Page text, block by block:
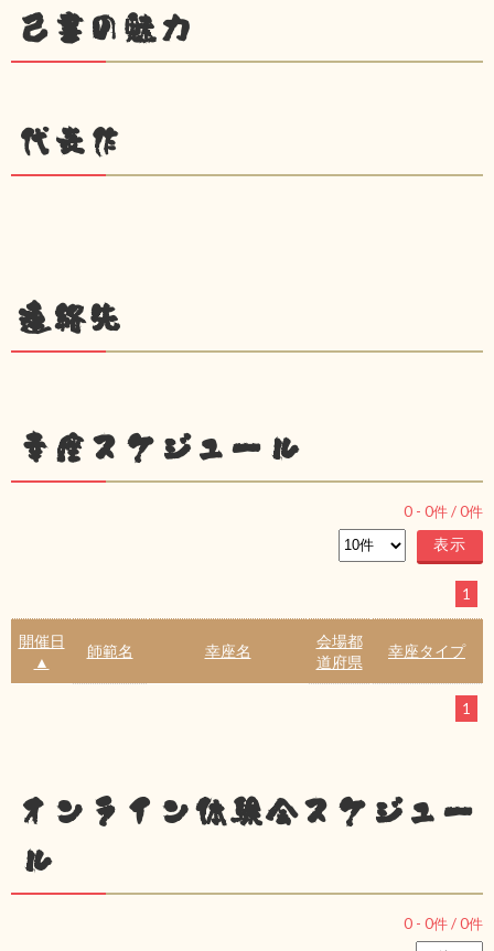
己書の魅力
代表作
連絡先
幸座スケジュール
0 - 0件 /0件
1
開催日
▲
師範名 幸座名
会場都
道府県
幸座タイプ
1
オンライン体験会スケジュー
ル
0 - 0件 /0件